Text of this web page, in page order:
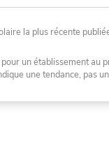
la plus récente
un établissement au
une tendance, pas